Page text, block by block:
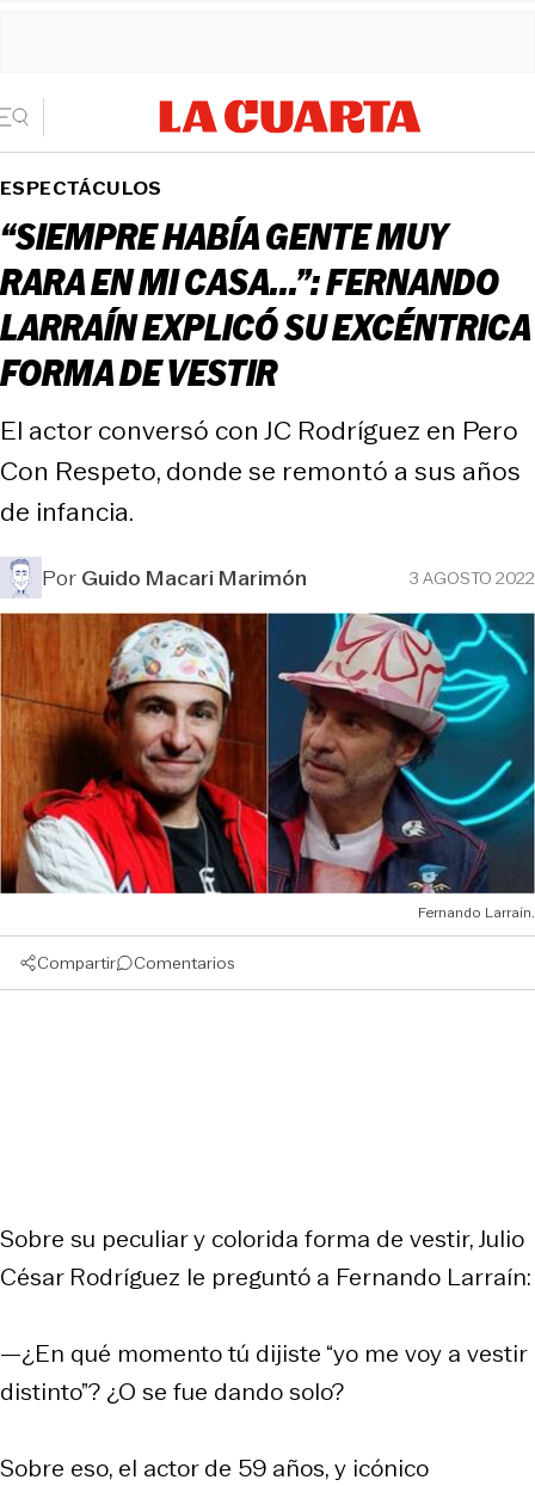
ESPECTÁCULOS
“SIEMPRE HABÍA GENTE MUY
RARA EN MI CASA...”: FERNANDO
LARRAÍN EXPLICÓ SU EXCÉNTRICA
FORMA DE VESTIR
El actor conversó con JC Rodríguez en Pero
Con Respeto, donde se remontó a sus años
de infancia.
PorGuido Macari Marimón 3 AGOSTO 2022
Fernando Larraín.
Compartir Comentarios
Sobre su peculiar y colorida forma de vestir, Julio
César Rodríguez le preguntó a Fernando Larraín:
—¿En qué momento tú dijiste “yo me voy a vestir
distinto”? ¿O se fue dando solo?
Sobre eso, el actor de 59 años, y icónico